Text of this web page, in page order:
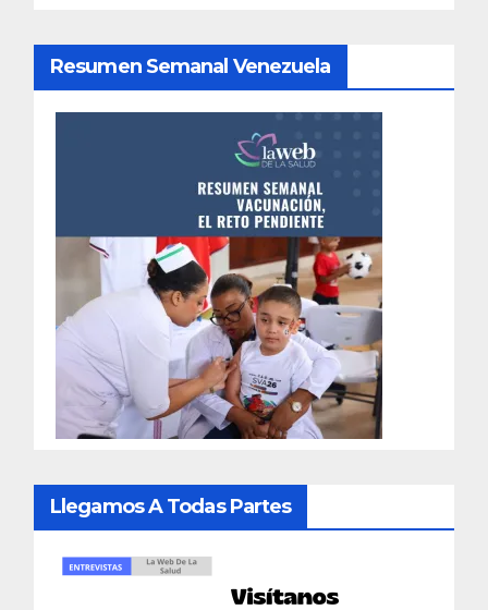
Resumen Semanal Venezuela
Llegamos A Todas Partes